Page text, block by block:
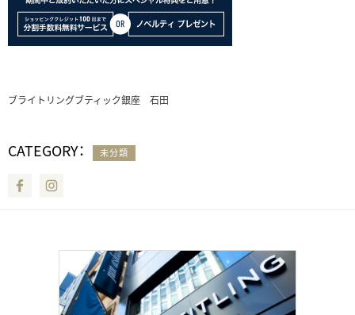
ブライトリングブティック銀座 石田
CATEGORY： 未分類
Facebook